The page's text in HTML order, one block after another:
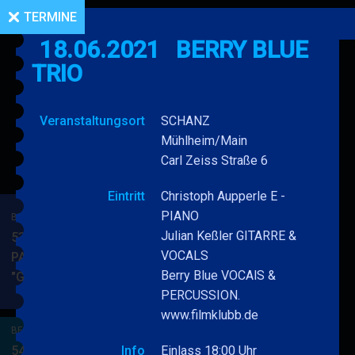
BERRY BLUE & BAND
53. JAZZ Matinee in den
PARKSIDE STUDIOS
"Gypsy Jazz"
BERRY BLUE & BAND
54. JAZZ Matinee in den
TERMINE
18.06.2021
BERRY BLUE
TRIO
Veranstaltungsort
SCHANZ
Mühlheim/Main
Carl Zeiss Straße 6
Eintritt
Christoph Aupperle E -
PIANO
Julian Keßler GITARRE &
VOCALS
Berry Blue VOCAlS &
PERCUSSION.
www.filmklubb.de
Info
Einlass 18:00 Uhr